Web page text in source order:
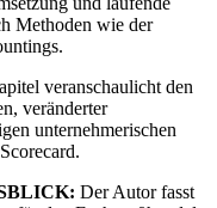
Methoden wie der
veranschaulicht den
veränderter
unternehmerischen
Der Autor fasst